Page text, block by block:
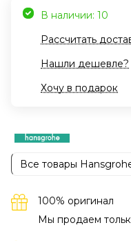
В наличии: 10
Рассчитать
Нашли дешевле?
Хочу в подарок
Все товары
100% оригинал
Мы продаем